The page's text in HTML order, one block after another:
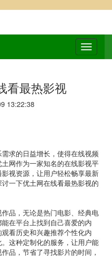
看最热影视
13:22:38
求的日益增长，使得在线视频
网作为一家知名的在线影视平
视资源，让用户轻松畅享最新
一下优土网在线看最热影视的
品，无论是热门电影、经典电
在平台上找到自己喜爱的内
看历史和兴趣推荐个性化内
这种定制化的服务，让用户能
品，节省了寻找影片的时间，